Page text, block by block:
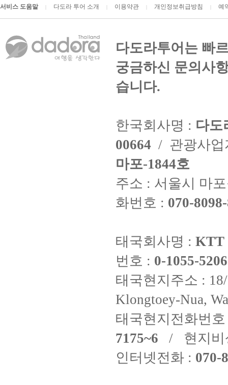
서비스 도움말 다도라 투어 소개 이용약관 개인정보취급방침 예
다도라투어는 빠
궁금하신 문의사
습니다.
한국회사명 : 다도
00664 / 관광사
마포-1844호
주소 : 서울시 마
화번호 : 070-
태국회사명 : KTT
번호 : 0-1055-
태국현지주소 :
Klongtoey-Nua,
태국현지전화번
7175~6 / 현지비
인터넷전화 : 070-